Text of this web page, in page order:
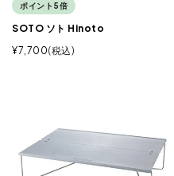
ポイント5倍
SOTO ソト Hinoto
¥7,700 税込